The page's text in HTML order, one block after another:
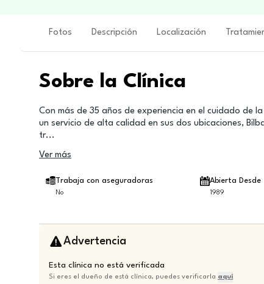
Fotos Descripción Localización
Sobre la Clínica
Con más de 35 años de experiencia en el cuidado de
un servicio de alta calidad en sus dos ubicaciones,
tr...
Ver más
Trabaja con aseguradoras
No
Abierta Desde
1989
Advertencia
Esta clínica no está verificada
Si eres el dueño de está clínica, puedes verificarla aquí